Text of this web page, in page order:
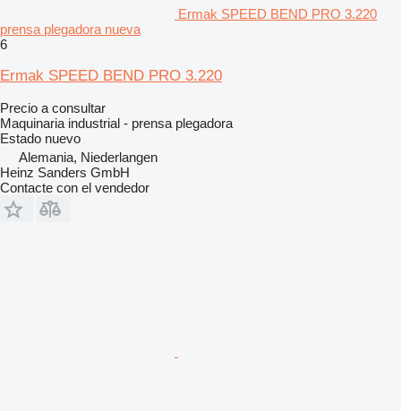
Ermak SPEED BEND PRO 3.220
prensa plegadora nueva
6
Ermak SPEED BEND PRO 3.220
Precio a consultar
Maquinaria industrial - prensa plegadora
Estado nuevo
Alemania, Niederlangen
Heinz Sanders GmbH
Contacte con el vendedor